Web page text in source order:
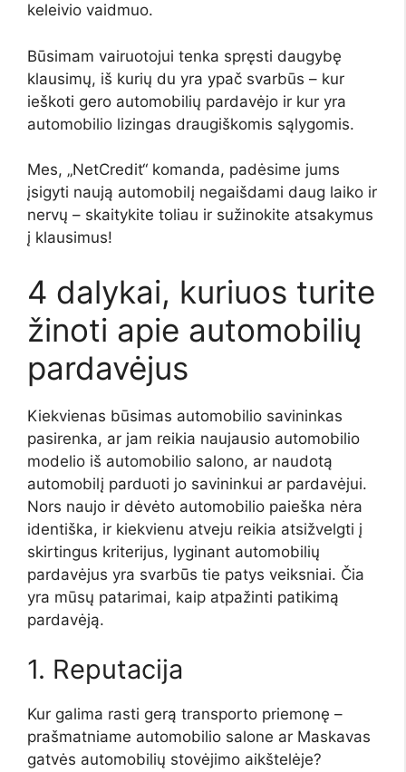
keleivio vaidmuo.
Būsimam vairuotojui tenka spręsti daugybę
klausimų, iš kurių du yra ypač svarbūs – kur
ieškoti gero automobilių pardavėjo ir kur yra
automobilio lizingas draugiškomis sąlygomis.
Mes, „NetCredit“ komanda, padėsime jums
įsigyti naują automobilį negaišdami daug laiko ir
nervų – skaitykite toliau ir sužinokite atsakymus
į klausimus!
4 dalykai, kuriuos turite
žinoti apie automobilių
pardavėjus
Kiekvienas būsimas automobilio savininkas
pasirenka, ar jam reikia naujausio automobilio
modelio iš automobilio salono, ar naudotą
automobilį parduoti jo savininkui ar pardavėjui.
Nors naujo ir dėvėto automobilio paieška nėra
identiška, ir kiekvienu atveju reikia atsižvelgti į
skirtingus kriterijus, lyginant automobilių
pardavėjus yra svarbūs tie patys veiksniai. Čia
yra mūsų patarimai, kaip atpažinti patikimą
pardavėją.
1. Reputacija
Kur galima rasti gerą transporto priemonę –
prašmatniame automobilio salone ar Maskavas
gatvės automobilių stovėjimo aikštelėje?